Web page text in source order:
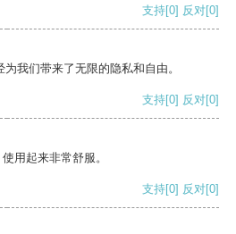
支持[0] 反对[0]
我们带来了无限的隐私和自由。
支持[0] 反对[0]
用起来非常舒服。
支持[0] 反对[0]